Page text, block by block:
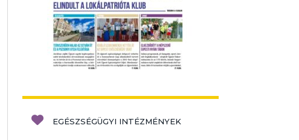
EGÉSZSÉGÜGYI INTÉZMÉNYEK